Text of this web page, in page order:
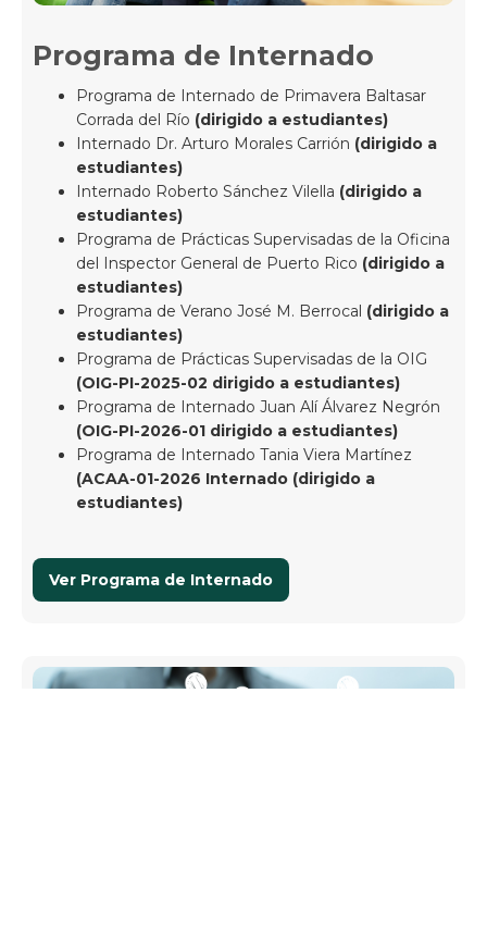
Programa de Internado
Programa de Internado de Primavera Baltasar
Corrada del Río (dirigido a estudiantes)
Internado Dr. Arturo Morales Carrión (dirigido a
estudiantes)
Internado Roberto Sánchez Vilella (dirigido a
estudiantes)
Programa de Prácticas Supervisadas de la Oficina
del Inspector General de Puerto Rico (dirigido a
estudiantes)
Programa de Verano José M. Berrocal (dirigido a
estudiantes)
Programa de Prácticas Supervisadas de la OIG
(OIG-PI-2025-02 dirigido a estudiantes)
Programa de Internado Juan Alí Álvarez Negrón
(OIG-PI-2026-01 dirigido a estudiantes)
Programa de Internado Tania Viera Martínez
(ACAA-01-2026 Internado (dirigido a
estudiantes)
Ver Programa de Internado